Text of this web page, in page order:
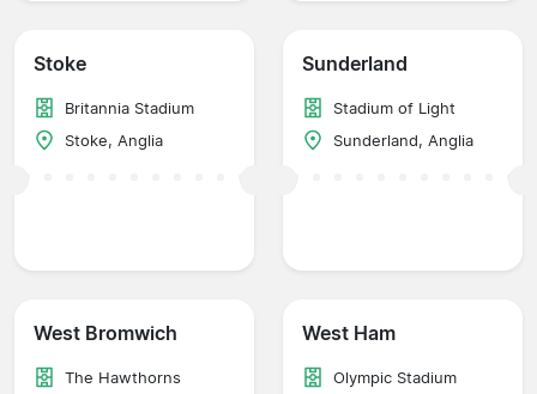
Stoke
Britannia Stadium
Stoke, Anglia
Sunderland
Stadium of Light
Sunderland, Anglia
West Bromwich
The Hawthorns
West Ham
Olympic Stadium